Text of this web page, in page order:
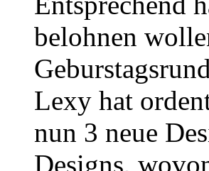
belohnen
Lexy hat
nun 3 neue
Designs,